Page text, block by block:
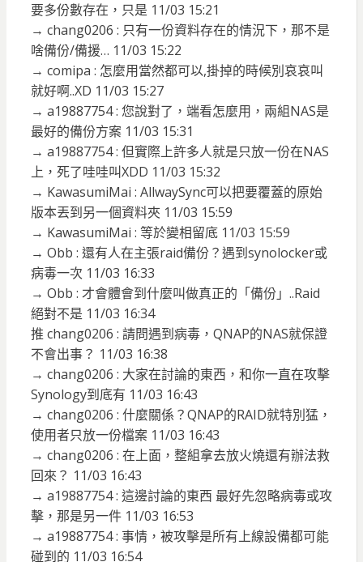
要多份數存在，只是 11/03 15:21
→ chang0206 : 只有一份資料存在的情況下，那不是
啥備份/備援… 11/03 15:22
→ comipa : 怎麼用當然都可以,掛掉的時候別哀哀叫
就好啊..XD 11/03 15:27
→ a19887754 : 您說對了，端看怎麼用，兩組NAS是
最好的備份方案 11/03 15:31
→ a19887754 : 但實際上許多人就是只放一份在NAS
上，死了哇哇叫XDD 11/03 15:32
→ KawasumiMai : AllwaySync可以把要覆蓋的原始
版本丟到另一個資料夾 11/03 15:59
→ KawasumiMai : 等於變相留底 11/03 15:59
→ Obb : 還有人在主張raid備份？遇到synolocker或
病毒一次 11/03 16:33
→ Obb : 才會體會到什麼叫做真正的「備份」..Raid
絕對不是 11/03 16:34
推 chang0206 : 請問遇到病毒，QNAP的NAS就保證
不會出事？ 11/03 16:38
→ chang0206 : 大家在討論的東西，和你一直在攻擊
Synology到底有 11/03 16:43
→ chang0206 : 什麼關係？QNAP的RAID就特別猛，
使用者只放一份檔案 11/03 16:43
→ chang0206 : 在上面，整組拿去放火燒還有辦法救
回來？ 11/03 16:43
→ a19887754 : 這邊討論的東西 最好先忽略病毒或攻
擊，那是另一件 11/03 16:53
→ a19887754 : 事情，被攻擊是所有上線設備都可能
碰到的 11/03 16:54